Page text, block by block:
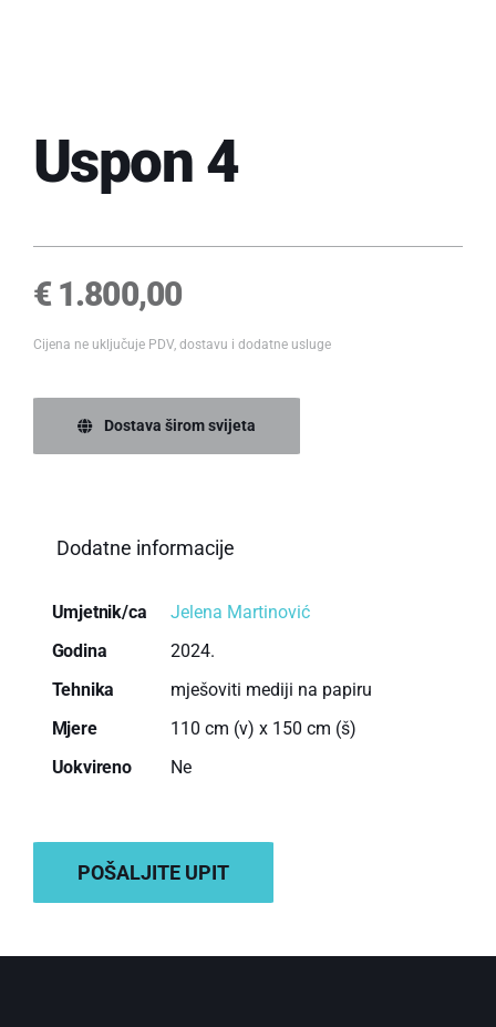
Uspon 4
€ 1.800,00
Cijena ne uključuje PDV, dostavu i dodatne usluge
Dostava širom svijeta
Dodatne informacije
Umjetnik/ca
Jelena Martinović
Godina
2024.
Tehnika
mješoviti mediji na papiru
Mjere
110 cm (v) x 150 cm (š)
Uokvireno
Ne
DODAJ U KOŠARICU
POŠALJITE UPIT